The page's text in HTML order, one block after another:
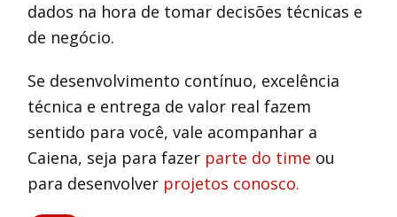
dados na hora de tomar decisões técnicas e
de negócio.
Se desenvolvimento contínuo, excelência
técnica e entrega de valor real fazem
sentido para você, vale acompanhar a
Caiena, seja para fazer parte do time ou
para desenvolver projetos conosco.